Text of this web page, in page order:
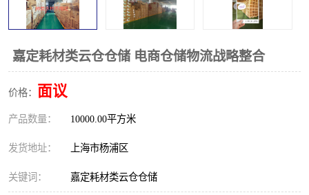
嘉定耗材类云仓仓储 电商仓储物流战略整合
价格： 面议
产品数量： 10000.00平方米
发货地址： 上海市杨浦区
关键词： 嘉定耗材类云仓仓储